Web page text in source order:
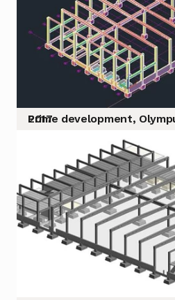
Prime development, Olympus - Tatabánya - 2017